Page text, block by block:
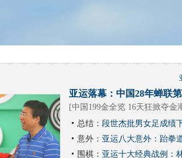
亚运落幕：中国28年蝉联
[中国199金全览 16天狂掀夺金
总结： 段世杰批男女足成绩
意外： 亚运八大意外：跆拳
围棋： 亚运十大经典战例：